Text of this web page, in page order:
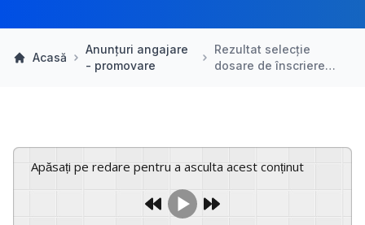
Acasă
Anunțuri angajare
- promovare
Rezultat selecție
dosare de înscriere…
Apăsați pe redare pentru a asculta acest conținut